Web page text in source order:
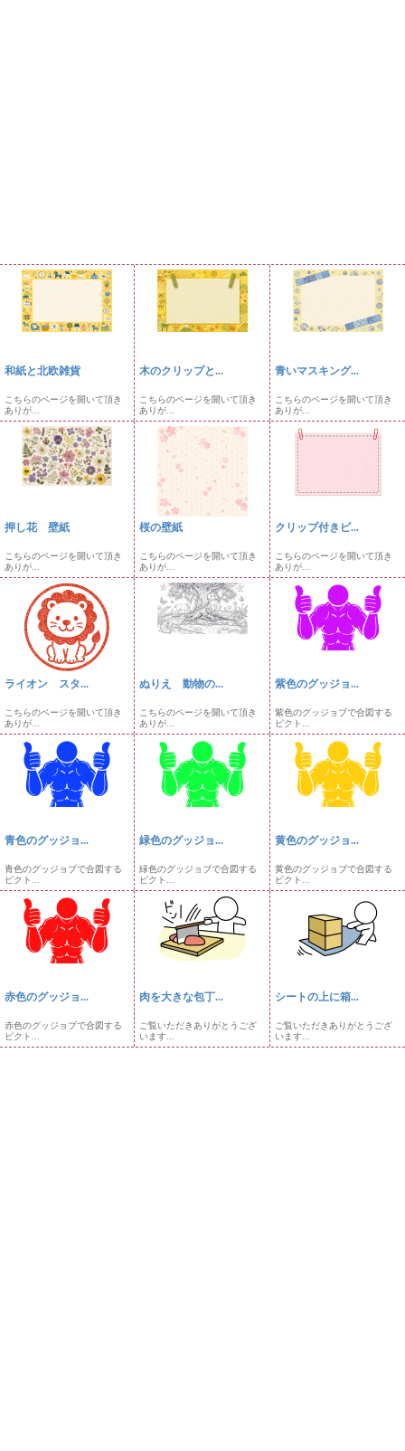
和紙と北欧雑貨
こちらのページを開いて頂き
ありが...
木のクリップと...
こちらのページを開いて頂き
ありが...
青いマスキング...
こちらのページを開いて頂き
ありが...
押し花 壁紙
こちらのページを開いて頂き
ありが...
桜の壁紙
こちらのページを開いて頂き
ありが...
クリップ付きピ...
こちらのページを開いて頂き
ありが...
ライオン スタ...
こちらのページを開いて頂き
ありが...
ぬりえ 動物の...
こちらのページを開いて頂き
ありが...
紫色のグッジョ...
紫色のグッジョブで合図する
ピクト...
青色のグッジョ...
青色のグッジョブで合図する
ピクト...
緑色のグッジョ...
緑色のグッジョブで合図する
ピクト...
黄色のグッジョ...
黄色のグッジョブで合図する
ピクト...
赤色のグッジョ...
赤色のグッジョブで合図する
ピクト...
肉を大きな包丁...
ご覧いただきありがとうござ
います...
シートの上に箱...
ご覧いただきありがとうござ
います...